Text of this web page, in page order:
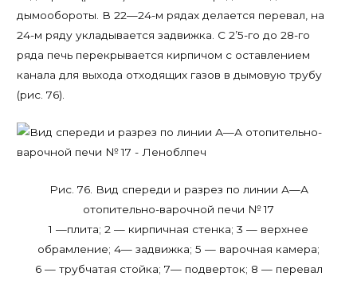
дымообороты. В 22—24-м рядах делается перевал, на
24-м ряду укладывается задвижка. С 2’5-го до 28-го
ряда печь перекрывается кирпичом с оставлением
канала для выхода отходящих газов в дымовую трубу
(рис. 76).
Рис. 76. Вид спереди и разрез по линии А—А
отопительно-варочной печи № 17
1 —плита; 2 — кирпичная стенка; 3 — верхнее
обрамление; 4— задвижка; 5 — варочная камера;
6 — трубчатая стойка; 7— подверток; 8 — перевал